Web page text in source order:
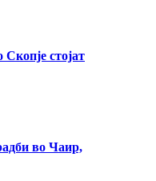
стојат
во Чаир,